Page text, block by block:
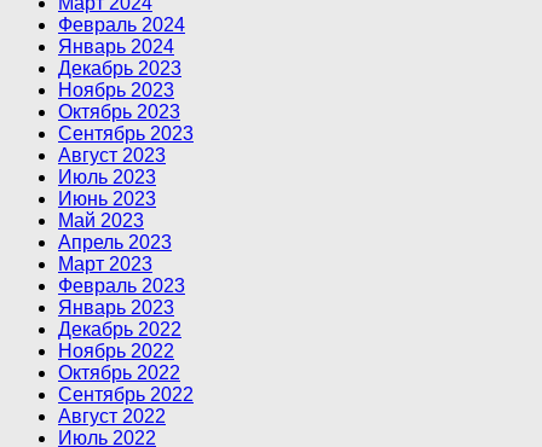
Февраль 2024
Январь 2024
Декабрь 2023
Ноябрь 2023
Октябрь 2023
Сентябрь 2023
Август 2023
Июль 2023
Июнь 2023
Май 2023
Апрель 2023
Март 2023
Февраль 2023
Январь 2023
Декабрь 2022
Ноябрь 2022
Октябрь 2022
Сентябрь 2022
Август 2022
Июль 2022